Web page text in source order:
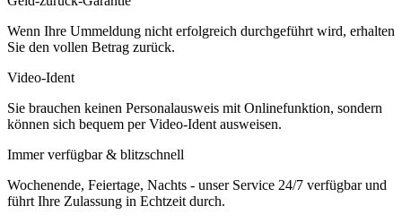
Wenn Ihre Ummeldung nicht erfolgreich durchgeführt wird, erhalten
Sie den vollen Betrag zurück.
Video-Ident
Sie brauchen keinen Personalausweis mit Onlinefunktion, sondern
können sich bequem per Video-Ident ausweisen.
Immer verfügbar & blitzschnell
Wochenende, Feiertage, Nachts - unser Service 24/7 verfügbar und
führt Ihre Zulassung in Echtzeit durch.